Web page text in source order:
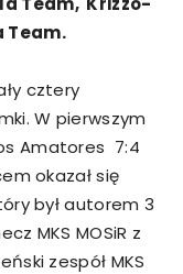
Team.
cztery
W pierwszym
Amatores 7:4
okazał się
był autorem 3
MKS MOSiR z
zespół MKS